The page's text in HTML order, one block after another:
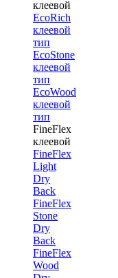
клеевой
EcoRich
клеевой
тип
EcoStone
клеевой
тип
EcoWood
клеевой
тип
FineFlex
клеевой
FineFlex
Light
Dry
Back
FineFlex
Stone
Dry
Back
FineFlex
Wood